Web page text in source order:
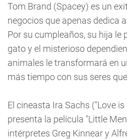
Tom Brand (Spacey) es un
negocios que apenas dedica
Por su cumpleaños, su hija le
gato y el misterioso
animales le transformará en
más tiempo con sus seres
El cineasta Ira Sachs ("Love
presenta la película "Little
intérpretes Greg Kinnear y